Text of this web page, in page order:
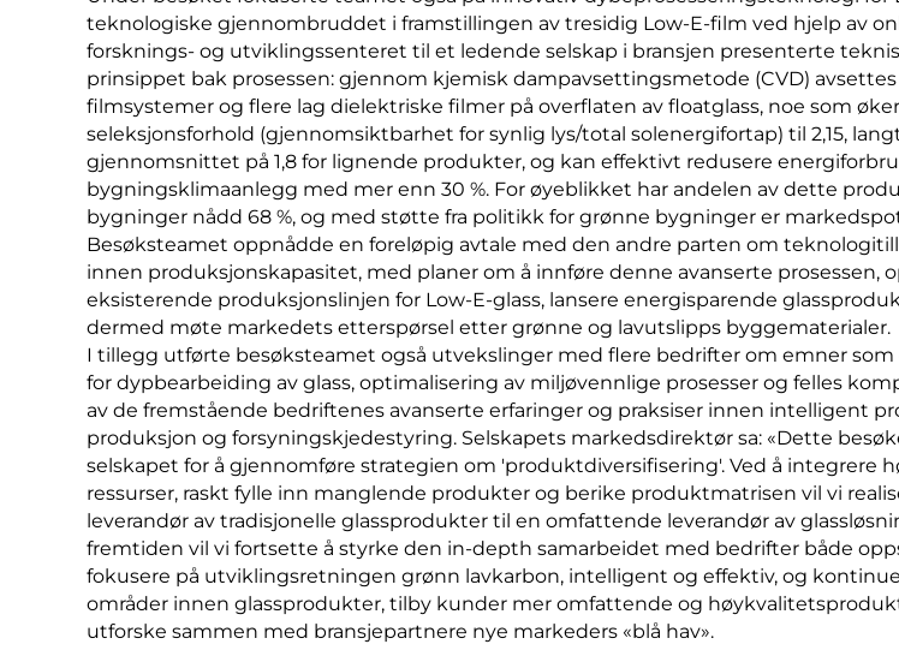
teknologiske gjennombruddet i framstillingen av tresidig Low-E-film ved hjelp av
forsknings- og utviklingssenteret til et ledende selskap i bransjen presenterte
prinsippet bak prosessen: gjennom kjemisk dampavsettingsmetode (CVD)
filmsystemer og flere lag dielektriske filmer på overflaten av floatglass, noe som
seleksjonsforhold (gjennomsiktbarhet for synlig lys/total solenergifortap) til 2,15,
gjennomsnittet på 1,8 for lignende produkter, og kan effektivt redusere
bygningsklimaanlegg med mer enn 30 %. For øyeblikket har andelen av dette
bygninger nådd 68 %, og med støtte fra politikk for grønne bygninger er
Besøksteamet oppnådde en foreløpig avtale med den andre parten om
innen produksjonskapasitet, med planer om å innføre denne avanserte prosessen,
eksisterende produksjonslinjen for Low-E-glass, lansere energisparende
dermed møte markedets etterspørsel etter grønne og lavutslipps byggematerialer.
I tillegg utførte besøksteamet også utvekslinger med flere bedrifter om emner
for dypbearbeiding av glass, optimalisering av miljøvennlige prosesser og felles
av de fremstående bedriftenes avanserte erfaringer og praksiser innen intelligent
produksjon og forsyningskjedestyring. Selskapets markedsdirektør sa: «Dette
selskapet for å gjennomføre strategien om 'produktdiversifisering'. Ved å integrere
ressurser, raskt fylle inn manglende produkter og berike produktmatrisen vil vi
leverandør av tradisjonelle glassprodukter til en omfattende leverandør av
fremtiden vil vi fortsette å styrke den in-depth samarbeidet med bedrifter både
fokusere på utviklingsretningen grønn lavkarbon, intelligent og effektiv, og
områder innen glassprodukter, tilby kunder mer omfattende og
utforske sammen med bransjepartnere nye markeders «blå hav».